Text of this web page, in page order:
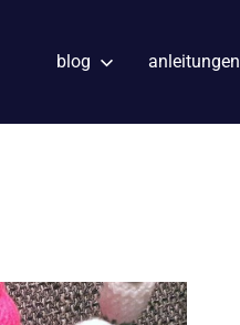
blog anleitungen